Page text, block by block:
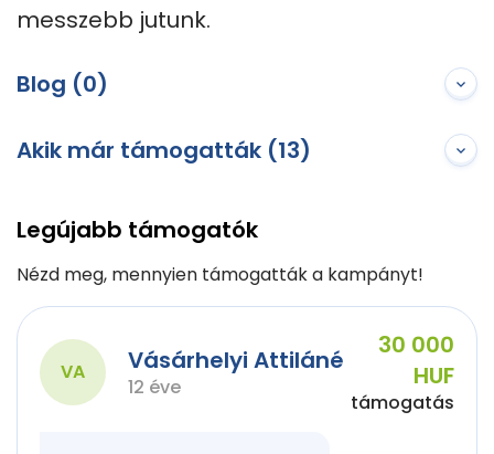
messzebb jutunk.
Blog (0)
Akik már támogatták (13)
Legújabb támogatók
Nézd meg, mennyien támogatták a kampányt!
VA Vásárhelyi Attiláné
12 éve
30 000
HUF
támogatás